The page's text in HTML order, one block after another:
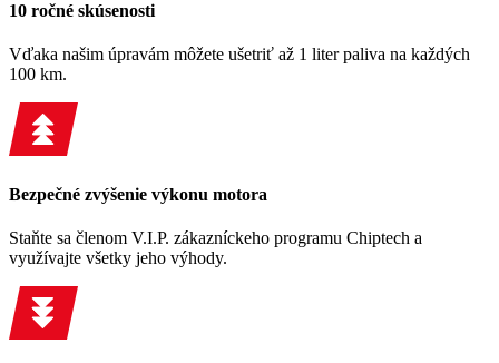
10 ročné skúsenosti
Vďaka našim úpravám môžete ušetriť až 1 liter paliva na každých
100 km.
Bezpečné zvýšenie výkonu motora
Staňte sa členom V.I.P. zákazníckeho programu Chiptech a
využívajte všetky jeho výhody.